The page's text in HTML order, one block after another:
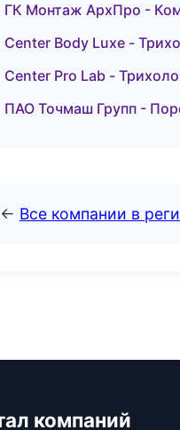
ГК Монтаж АрхПро -
Center Body Luxe -
Center Pro Lab -
ПАО Точмаш Групп -
← Все компании в
компаний